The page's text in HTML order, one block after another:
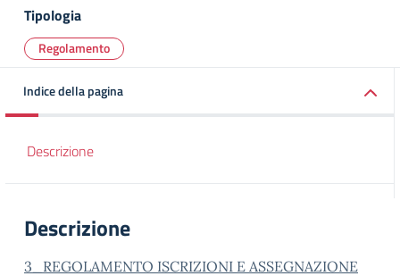
Tipologia
Regolamento
Indice della pagina
Descrizione
Descrizione
3_REGOLAMENTO ISCRIZIONI E ASSEGNAZIONE